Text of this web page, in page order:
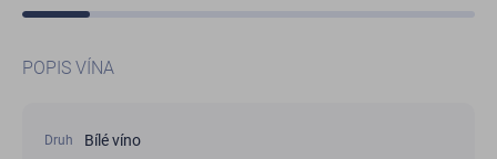
POPIS VÍNA
Druh Bílé víno